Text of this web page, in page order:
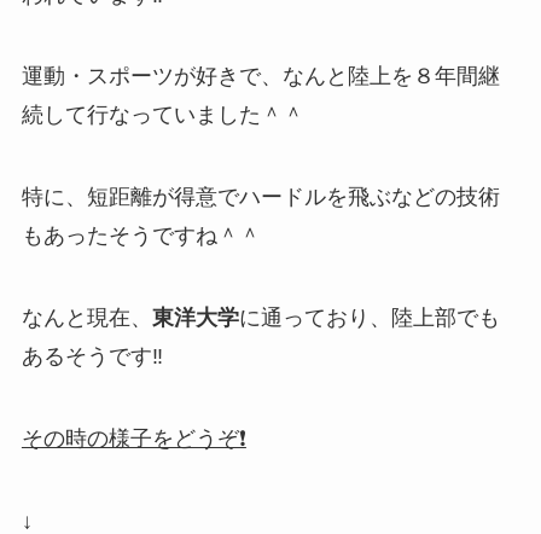
運動・スポーツが好きで、なんと陸上を８年間継
続して行なっていました＾＾
特に、短距離が得意でハードルを飛ぶなどの技術
もあったそうですね＾＾
なんと現在、 東洋大学に通っており、陸上部でも
あるそうです‼
その時の様子をどうぞ❗
↓